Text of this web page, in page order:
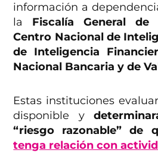
información a
la
Fiscalía General de
Centro Nacional de
de Inteligencia
Nacional Bancaria y de
Estas instituciones
disponible y
“riesgo razonable” de
tenga relación con